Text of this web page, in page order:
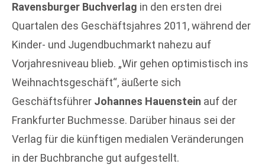
Ravensburger Buchverlag in den ersten drei
Quartalen des Geschäftsjahres 2011, während der
Kinder- und Jugendbuchmarkt nahezu auf
Vorjahresniveau blieb. „Wir gehen optimistisch ins
Weihnachtsgeschäft“, äußerte sich
Geschäftsführer Johannes Hauenstein auf der
Frankfurter Buchmesse. Darüber hinaus sei der
Verlag für die künftigen medialen Veränderungen
in der Buchbranche gut aufgestellt.